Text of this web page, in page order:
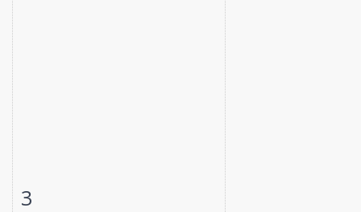
Fiche détaillée
3